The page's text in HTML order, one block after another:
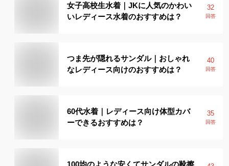
女子高校生水着｜JKに人気のかわい
いレディース水着のおすすめは？
32
回答
つま先が隠れるサンダル｜おしゃれ
なレディース向けのおすすめは？
40
回答
60代水着｜レディース向け体型カバ
ーできるおすすめは？
35
回答
100均のような安くてサンダルの靴擦